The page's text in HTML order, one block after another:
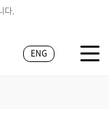
다.
ENG